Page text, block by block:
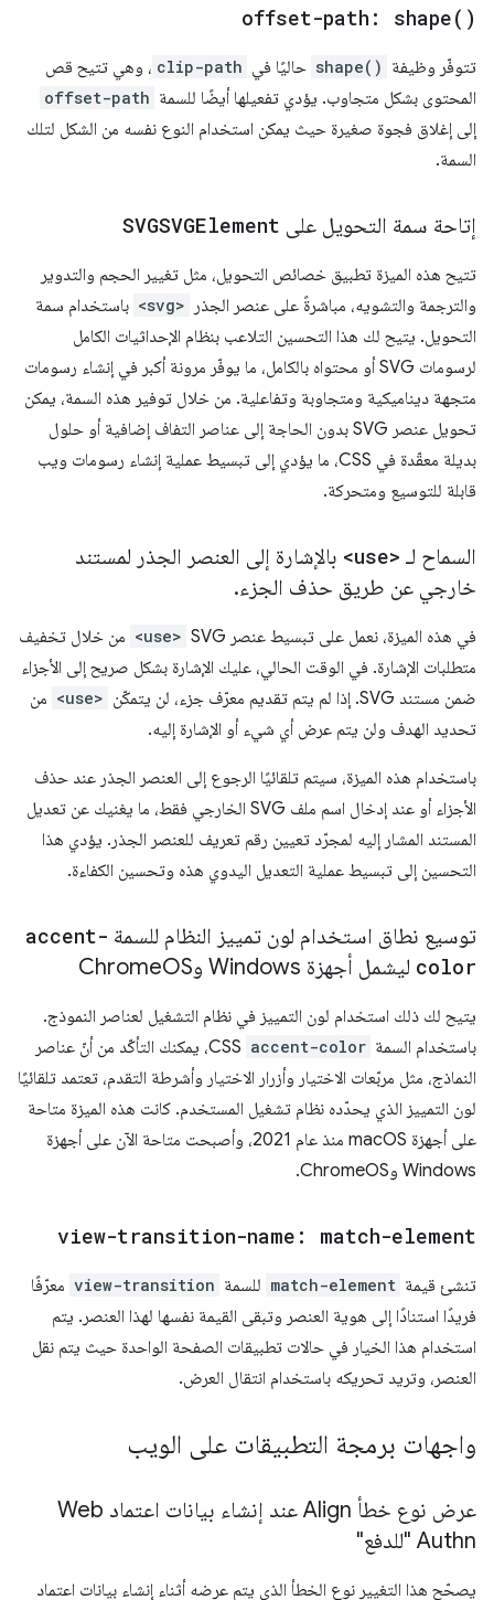
offset-path: shape( )
تتوفّر وظيفة shape() حاليًا في clip-path ، وهي تتيح قص
المحتوى بشكل متجاوب. يؤدي تفعيلها أيضًا للسمة offset-path
إلى إغلاق فجوة صغيرة حيث يمكن استخدام النوع نفسه من الشكل لتلك
السمة.
إتاحة سمة التحويل على SVGSVGElement
تتيح هذه الميزة تطبيق خصائص التحويل، مثل تغيير الحجم والتدوير
والترجمة والتشويه، مباشرةً على عنصر الجذر
<svg> باستخدام سمة
التحويل. يتيح لك هذا التحسين التلاعب بنظام الإحداثيات الكامل
لرسومات SVG أو محتواه بالكامل، ما يوفّر مرونة أكبر في إنشاء رسومات
متجهة ديناميكية ومتجاوبة وتفاعلية. من خلال توفير هذه السمة، يمكن
تحويل عنصر SVG بدون الحاجة إلى عناصر التفاف إضافية أو حلول
بديلة معقّدة في CSS، ما يؤدي إلى تبسيط عملية إنشاء رسومات ويب
قابلة للتوسيع ومتحركة.
السماح لـ <use> بالإشارة إلى العنصر الجذر لمستند
خارجي عن طريق حذف الجزء.
في هذه الميزة، نعمل على تبسيط عنصر SVG <use> من خلال تخفيف
متطلبات الإشارة. في الوقت الحالي، عليك الإشارة بشكل صريح إلى الأجزاء
ضمن مستند SVG. إذا لم يتم تقديم معرّف جزء، لن يتمكّن
<use> من
تحديد الهدف ولن يتم عرض أي شيء أو الإشارة إليه.
باستخدام هذه الميزة، سيتم تلقائيًا الرجوع إلى العنصر الجذر عند حذف
الأجزاء أو عند إدخال اسم ملف SVG الخارجي فقط، ما يغنيك عن تعديل
المستند المشار إليه لمجرّد تعيين رقم تعريف للعنصر الجذر. يؤدي هذا
التحسين إلى تبسيط عملية التعديل اليدوي هذه وتحسين الكفاءة.
توسيع نطاق استخدام لون تمييز النظام للسمة accent-
color ليشمل أجهزة Windows وChrome OS
يتيح لك ذلك استخدام لون التمييز في نظام التشغيل لعناصر النموذج.
باستخدام السمة accent-color
CSS، يمكنك التأكّد من أنّ عناصر
النماذج، مثل مربّعات الاختيار وأزرار الاختيار وأشرطة التقدم، تعتمد تلقائيًا
لون التمييز الذي يحدّده نظام تشغيل المستخدم. كانت هذه الميزة متاحة
على أجهزة macOS منذ عام 2021، وأصبحت متاحة الآن على أجهزة
Windows وChromeOS.
view-transition-name: match-element
تنشئ قيمة match-element للسمة view-transition معرّفًا
فريدًا استنادًا إلى هوية العنصر وتبقى القيمة نفسها لهذا العنصر. يتم
استخدام هذا الخيار في حالات تطبيقات الصفحة الواحدة حيث يتم نقل
العنصر، وتريد تحريكه باستخدام انتقال العرض.
واجهات برمجة التطبيقات على الويب
عرض نوع خطأ Align عند إنشاء بيانات اعتماد Web
Authn "للدفع"
يصحّح هذا التغيير نوع الخطأ الذي يتم عرضه أثناء إنشاء بيانات اعتماد